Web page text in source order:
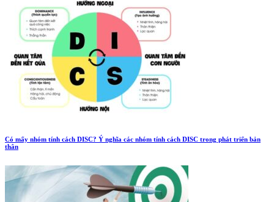
Có mấy nhóm tính cách DISC? Ý nghĩa các nhóm tính cách DISC trong phát triển bản
thân